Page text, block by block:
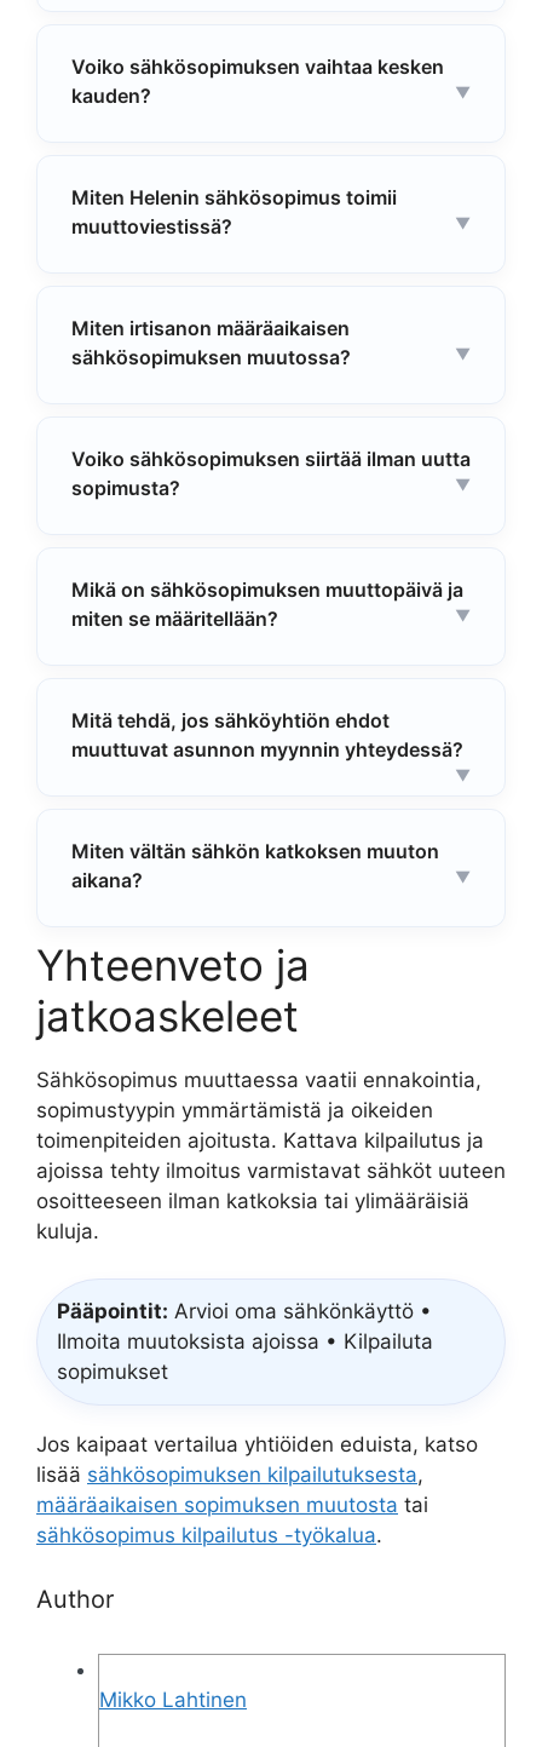
Voiko sähkösopimuksen vaihtaa kesken
kauden?
Miten Helenin sähkösopimus toimii
muuttoviestissä?
Miten irtisanon määräaikaisen
sähkösopimuksen muutossa?
Voiko sähkösopimuksen siirtää ilman uutta
sopimusta?
Mikä on sähkösopimuksen muuttopäivä ja
miten se määritellään?
Mitä tehdä, jos sähköyhtiön ehdot
muuttuvat asunnon myynnin yhteydessä?
Miten vältän sähkön katkoksen muuton
aikana?
Yhteenveto ja
jatkoaskeleet
Sähkösopimus muuttaessa vaatii ennakointia,
sopimustyypin ymmärtämistä ja oikeiden
toimenpiteiden ajoitusta. Kattava kilpailutus ja
ajoissa tehty ilmoitus varmistavat sähköt uuteen
osoitteeseen ilman katkoksia tai ylimääräisiä
kuluja.
Pääpointit: Arvioi oma sähkönkäyttö •
Ilmoita muutoksista ajoissa • Kilpailuta
sopimukset
Jos kaipaat vertailua yhtiöiden eduista, katso
lisää sähkösopimuksen kilpailutuksesta,
määräaikaisen sopimuksen muutosta tai
sähkösopimus kilpailutus -työkalua.
Author
Mikko Lahtinen